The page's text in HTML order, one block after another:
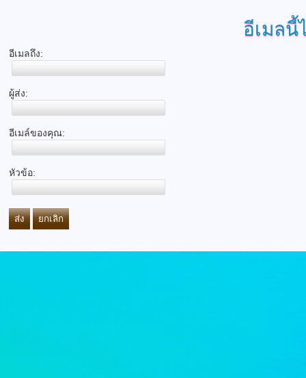
อีเมลนี้
อีเมลถึง:
ผู้ส่ง:
อีเมล์ของคุณ:
หัวข้อ:
ส่ง ยกเลิก